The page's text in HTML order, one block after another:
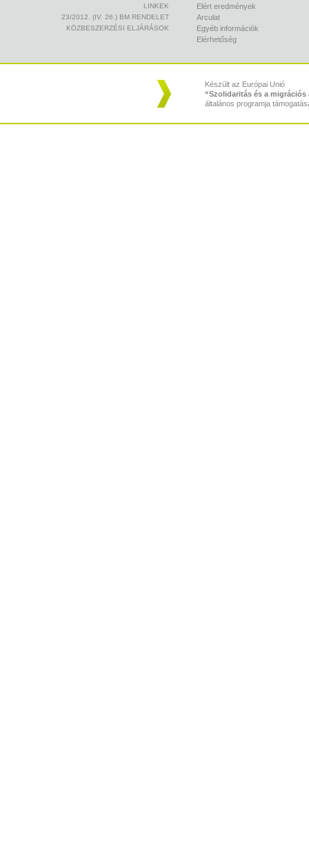
LINKEK
23/2012. (IV. 26.) BM RENDELET
KÖZBESZERZÉSI ELJÁRÁSOK
Elért eredmények
Arculat
Egyéb információk
Elérhetőség
Készült az Európai Unió
“Szolidaritás és a migrációs
általános programja